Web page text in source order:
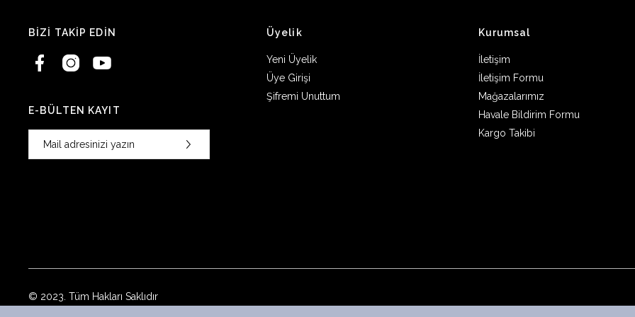
BİZİ TAKİP EDİN
E-BÜLTEN KAYIT
Üyelik
Yeni Üyelik
Üye Girişi
Şifremi Unuttum
Kurumsal
İletişim
İletişim Formu
Mağazalarımız
Havale Bildirim Formu
Kargo Takibi
© 2023. Tüm Hakları Saklıdır